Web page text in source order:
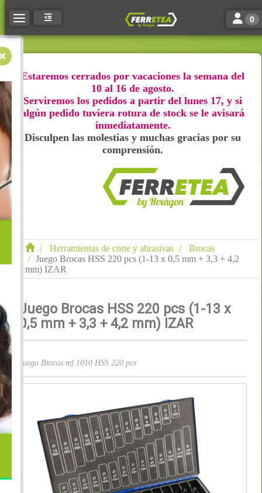
Toggle navigation Toggle
0
Estaremos cerrados por vacaciones la semana del
10 al 16 de agosto.
Serviremos los pedidos a partir del lunes 17, y si
algún pedido tuviera rotura de stock se le avisará
inmediatamente.
Disculpen las molestias y muchas gracias por su
comprensión.
Herramientas de corte y abrasivas
Brocas
Juego Brocas HSS 220 pcs (1-13 x 0,5 mm + 3,3 + 4,2
mm) IZAR
Juego Brocas HSS 220 pcs (1-13 x
0,5 mm + 3,3 + 4,2 mm) IZAR
Juego Brocas ref.1010 HSS 220 pcs